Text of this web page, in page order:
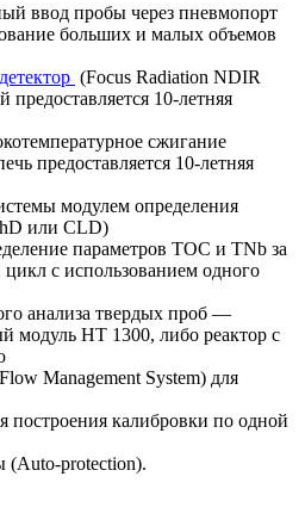
ввод пробы через пневмопорт
больших и малых объемов
(Focus Radiation NDIR
предоставляется 10-летняя
сжигание
предоставляется 10-летняя
модулем определения
или CLD)
параметров TOC и TNb за
с использованием одного
анализа твердых проб —
модуль HT 1300, либо реактор с
Management System) для
построения калибровки по одной
(Auto-protection).